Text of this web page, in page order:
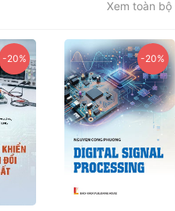
Xem toàn bộ
-20% -20%